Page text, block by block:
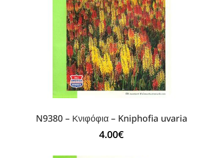
N9380 – Κνιφόφια – Kniphofia uvaria
4.00€